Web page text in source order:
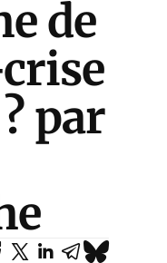
de
par